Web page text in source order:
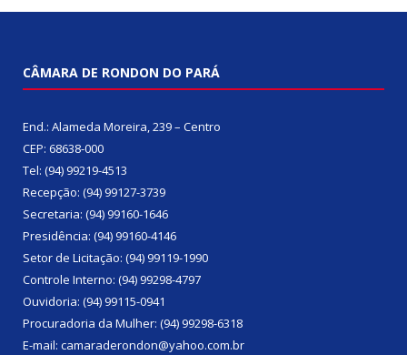
CÂMARA DE RONDON DO PARÁ
End.: Alameda Moreira, 239 – Centro
CEP: 68638-000
Tel: (94) 99219-4513
Recepção: (94) 99127-3739
Secretaria: (94) 99160-1646
Presidência: (94) 99160-4146
Setor de Licitação: (94) 99119-1990
Controle Interno: (94) 99298-4797
Ouvidoria: (94) 99115-0941
Procuradoria da Mulher: (94) 99298-6318
E-mail: camaraderondon@yahoo.com.br